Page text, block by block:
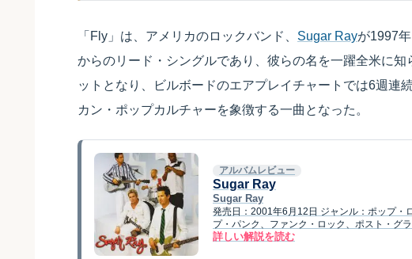
「Fly」は、アメリカのロックバンド、 Sugar Rayが1997
からのリード・シングルであり、彼らの名を一躍全米に
ットとなり、ビルボードのエアプレイチャートでは6週連
カン・ポップカルチャーを象徴する一曲となった。
アルバムレビュー
Sugar Ray
Sugar Ray
発売日：2001年6月12日 ジャンル：ポップ・
プ・パンク、ファンク・ロック、ポスト・グ
詳しい解説を読む